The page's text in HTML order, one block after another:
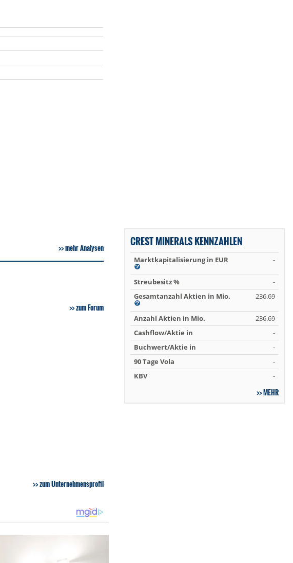
mehr Analysen
zum Forum
zum Unternehmensprofil
CREST MINERALS KENNZAHLEN
Marktkapitalisierung in EUR -
Streubesitz %
-
Gesamtanzahl Aktien in Mio.
236.69
Anzahl Aktien in Mio.
236.69
Cashflow/Aktie in
-
Buchwert/Aktie in
-
90 Tage Vola
-
KBV
-
MEHR